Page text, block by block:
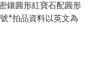
鑲圓形紅寶石配圓形
*拍品資料以英文為